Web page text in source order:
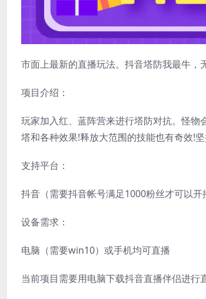
市面上最新的直播玩法。抖音塔防我最牛，
项目介绍：
玩家加入红、蓝阵营来进行塔防对抗。怪
塔和各种效果!释放大范围的技能也有奇效!
支持平台：
抖音（需要抖音帐号满足1000粉丝才可以开
设备需求：
电脑（需要win10）或手机均可直播
当前项目需要用电脑下载抖音直播伴侣进行